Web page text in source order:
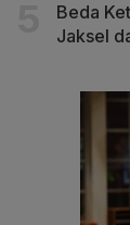
Beda
Jaksel